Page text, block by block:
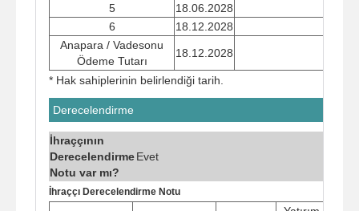
5
18.06.2028
6
18.12.2028
Anapara / Vadesonu
Ödeme Tutarı
18.12.2028
* Hak sahiplerinin belirlendiği tarih.
Derecelendirme
İhraççının
Derecelendirme
Notu var mı?
Evet
İhraççı Derecelendirme Notu